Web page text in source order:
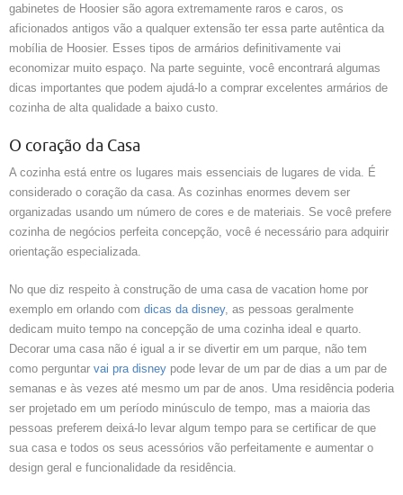
gabinetes de Hoosier são agora extremamente raros e caros, os
aficionados antigos vão a qualquer extensão ter essa parte autêntica da
mobília de Hoosier. Esses tipos de armários definitivamente vai
economizar muito espaço. Na parte seguinte, você encontrará algumas
dicas importantes que podem ajudá-lo a comprar excelentes armários de
cozinha de alta qualidade a baixo custo.
O coração da Casa
A cozinha está entre os lugares mais essenciais de lugares de vida. É
considerado o coração da casa. As cozinhas enormes devem ser
organizadas usando um número de cores e de materiais. Se você prefere
cozinha de negócios perfeita concepção, você é necessário para adquirir
orientação especializada.
No que diz respeito à construção de uma casa de vacation home por
exemplo em orlando com dicas da disney, as pessoas geralmente
dedicam muito tempo na concepção de uma cozinha ideal e quarto.
Decorar uma casa não é igual a ir se divertir em um parque, não tem
como perguntar vai pra disney pode levar de um par de dias a um par de
semanas e às vezes até mesmo um par de anos. Uma residência poderia
ser projetado em um período minúsculo de tempo, mas a maioria das
pessoas preferem deixá-lo levar algum tempo para se certificar de que
sua casa e todos os seus acessórios vão perfeitamente e aumentar o
design geral e funcionalidade da residência.